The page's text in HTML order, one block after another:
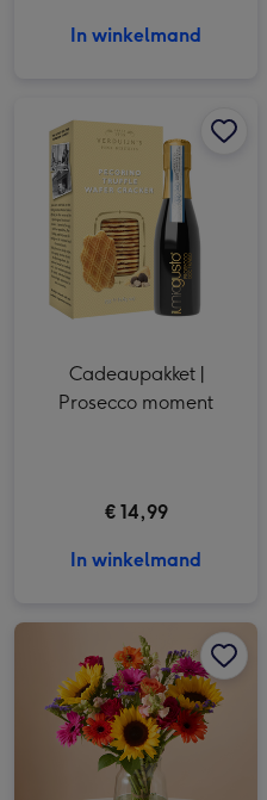
In winkelmand
Cadeaupakket |
Prosecco moment
€ 14,99
In winkelmand